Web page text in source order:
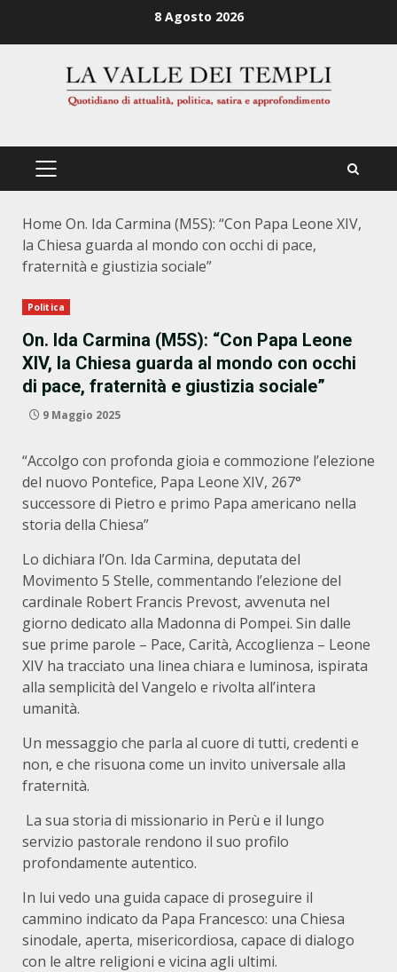
8 Agosto 2026
PRIMÄRES
Home On. Ida Carmina (M5S): “Con Papa Leone XIV,
la Chiesa guarda al mondo con occhi di pace,
fraternità e giustizia sociale”
Politica
On. Ida Carmina (M5S): “Con Papa Leone
XIV, la Chiesa guarda al mondo con occhi
di pace, fraternità e giustizia sociale”
9 Maggio 2025
“Accolgo con profonda gioia e commozione l’elezione
del nuovo Pontefice, Papa Leone XIV, 267°
successore di Pietro e primo Papa americano nella
storia della Chiesa”
Lo dichiara l’On. Ida Carmina, deputata del
Movimento 5 Stelle, commentando l’elezione del
cardinale Robert Francis Prevost, avvenuta nel
giorno dedicato alla Madonna di Pompei. Sin dalle
sue prime parole – Pace, Carità, Accoglienza – Leone
XIV ha tracciato una linea chiara e luminosa, ispirata
alla semplicità del Vangelo e rivolta all’intera
umanità.
Un messaggio che parla al cuore di tutti, credenti e
non, e che risuona come un invito universale alla
fraternità.
La sua storia di missionario in Perù e il lungo
servizio pastorale rendono il suo profilo
profondamente autentico.
In lui vedo una guida capace di proseguire il
cammino indicato da Papa Francesco: una Chiesa
sinodale, aperta, misericordiosa, capace di dialogo
con le altre religioni e vicina agli ultimi.